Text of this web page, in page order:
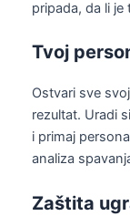
pripada, da li
Tvoj
Ostvari sve
rezultat. Uradi
i primaj
analiza
Zaštita